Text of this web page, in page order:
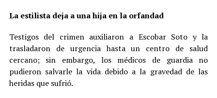
La estilista deja a una hija en la orfandad
Testigos del crimen auxiliaron a Escobar Soto y la
trasladaron de urgencia hasta un centro de salud
cercano; sin embargo, los médicos de guardia no
pudieron salvarle la vida debido a la gravedad de las
heridas que sufrió.